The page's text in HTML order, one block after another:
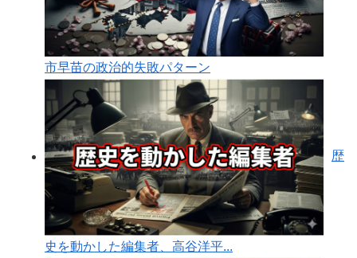
市早苗の政治的失敗パターン
歴
史を動かした編集者、高谷洋平...